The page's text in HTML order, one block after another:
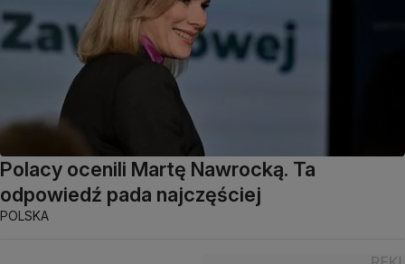
Polacy ocenili Martę Nawrocką. Ta
odpowiedź pada najczęściej
POLSKA